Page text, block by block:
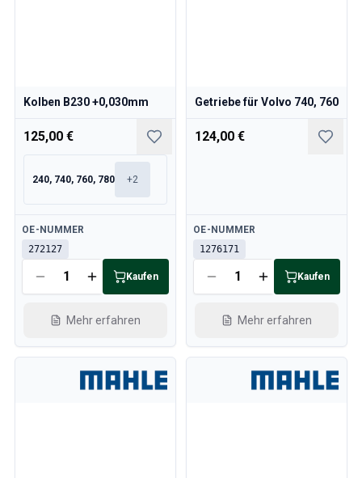
Kolben B230 +0,030mm
125,00 €
240, 740, 760, 780 +2
Verfügbar
OE-NUMMER
272127
Kaufen
Mehr erfahren
Getriebe für Volvo 740, 760
124,00 €
Verfügbar
OE-NUMMER
1276171
Kaufen
Mehr erfahren